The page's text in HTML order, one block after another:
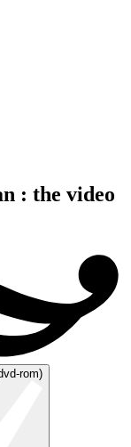
: the video
rom)